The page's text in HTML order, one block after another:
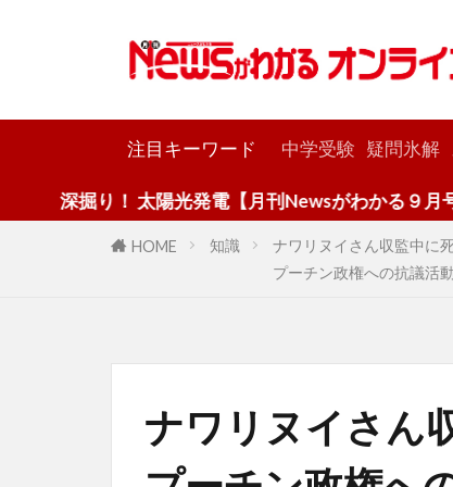
注目キーワード 中学受験 疑問氷解
太陽光発電【月刊Newsがわかる９月号】
HOME 知識
ナワリヌイさん収監中に
プーチン政権への抗議活
ナワリヌイさん